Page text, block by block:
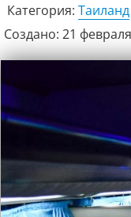
Категория: Таиланд
Создано: 21